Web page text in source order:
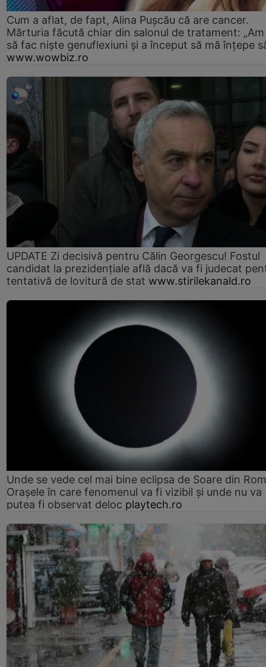
Cum a aflat, de fapt, Alina Pușcău că are cancer.
Mărturia făcută chiar din salonul de tratament:
să fac niște genuflexiuni și a început să mă înțepe
www.wowbiz.ro
UPDATE Zi decisivă pentru Călin Georgescu! Fostul
candidat la prezidențiale află dacă va fi judecat
tentativă de lovitură de stat www.stirilekanald.ro
Unde se vede cel mai bine eclipsa de Soare din
Orașele în care fenomenul va fi vizibil și unde nu va
putea fi observat deloc playtech.ro